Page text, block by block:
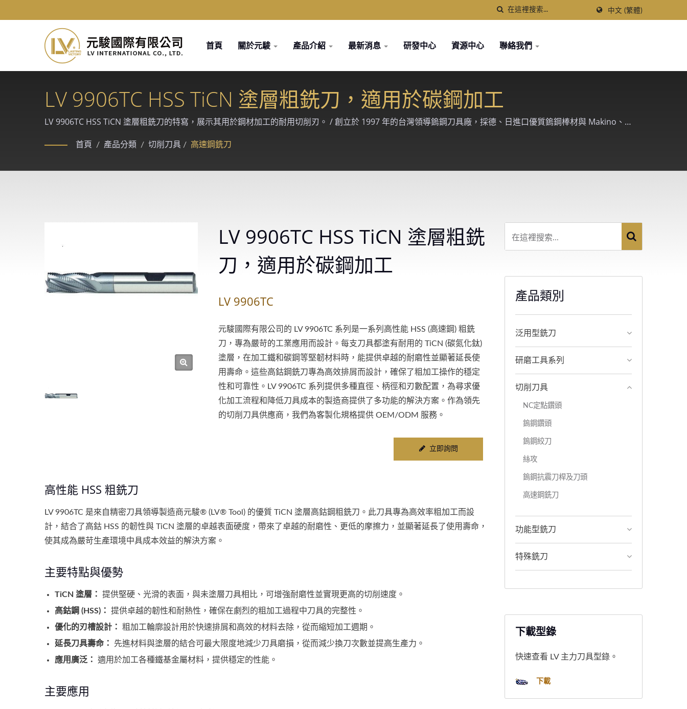
中文 (繁體)
首頁 關於元駿 產品介紹 最新消息 研發中心 資源中心 聯絡我們
LV 9906TC HSS TiCN 塗層粗銑刀，適用於碳鋼加工
LV 9906TC HSS TiCN 塗層粗銑刀的特寫，展示其用於鋼材加工的耐用切削刃。 / 創立於 1997 年的台灣領導鎢鋼刀具廠，採德、日進口優質鎢鋼棒材與 Makino、
首頁 / 產品分類 / 切削刀具 / 高速鋼銑刀
LV 9906TC HSS TiCN 塗層粗銑
刀，適用於碳鋼加工
LV 9906TC
元駿國際有限公司的 LV 9906TC 系列是一系列高性能 HSS (高速鋼) 粗銑
刀，專為嚴苛的工業應用而設計。每支刀具都塗有耐用的 TiCN (碳氮化鈦)
塗層，在加工鐵和碳鋼等堅韌材料時，能提供卓越的耐磨性並顯著延長使
用壽命。這些高鈷鋼銑刀專為高效排屑而設計，確保了粗加工操作的穩定
性和可靠性。LV 9906TC 系列提供多種直徑、柄徑和刃數配置，為尋求優
化加工流程和降低刀具成本的製造商提供了多功能的解決方案。作為領先
的切削刀具供應商，我們為客製化規格提供 OEM/ODM 服務。
立即詢問
高性能 HSS 粗銑刀
LV 9906TC 是來自精密刀具領導製造商元駿® (LV® Tool) 的優質 TiCN 塗層高鈷鋼粗銑刀。此刀具專為高效率粗加工而設
計，結合了高鈷 HSS 的韌性與 TiCN 塗層的卓越表面硬度，帶來了卓越的耐磨性、更低的摩擦力，並顯著延長了使用壽命，
使其成為嚴苛生產環境中具成本效益的解決方案。
主要特點與優勢
TiCN 塗層：
提供堅硬、光滑的表面，與未塗層刀具相比，可增強耐磨性並實現更高的切削速度。
高鈷鋼 (HSS)：
提供卓越的韌性和耐熱性，確保在劇烈的粗加工過程中刀具的完整性。
優化的刃槽設計：
粗加工輪廓設計用於快速排屑和高效的材料去除，從而縮短加工週期。
延長刀具壽命：
先進材料與塗層的結合可最大限度地減少刀具磨損，從而減少換刀次數並提高生產力。
應用廣泛：
適用於加工各種鐵基金屬材料，提供穩定的性能。
主要應用
產品類別
泛用型銑刀
研磨工具系列
切削刀具
NC定點鑽頭
鎢鋼鑽頭
鎢鋼絞刀
絲攻
鎢鋼抗震刀桿及刀頭
高速鋼銑刀
功能型銑刀
特殊銑刀
下載型錄
快速查看 LV 主力刀具型錄。
下載